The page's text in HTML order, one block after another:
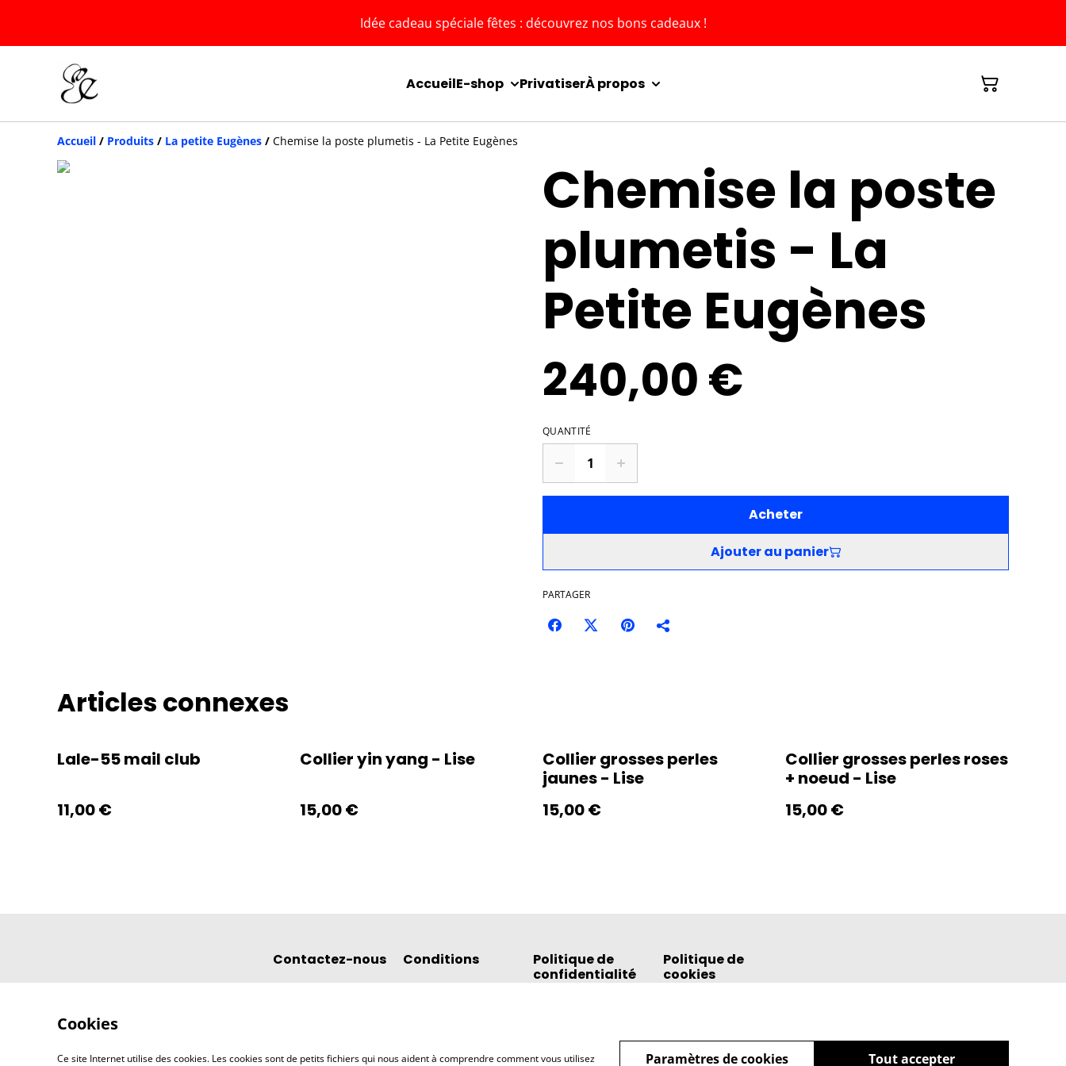
Idée cadeau spéciale fêtes : découvrez nos bons cadeaux !
AccueilE-shop PrivatiserÀ propos
Accueil / Produits / La petite Eugènes / Chemise la poste plumetis - La Petite Eugènes
Chemise la poste
plumetis - La
Petite Eugènes
240,00 €
QUANTITÉ
Acheter
Ajouter au panier
PARTAGER
Articles connexes
Lale-55 mail club
11,00 €
Collier yin yang - Lise
15,00 €
Collier grosses perles
jaunes - Lise
15,00 €
Collier grosses perles roses
+ noeud - Lise
15,00 €
Contactez-nous Conditions
Politique de
confidentialité
Politique de
cookies
Cookies
Ce site Internet utilise des cookies. Les cookies sont de petits fichiers qui nous aident à comprendre comment vous utilisez
Tout accepter
Paramètres de cookies